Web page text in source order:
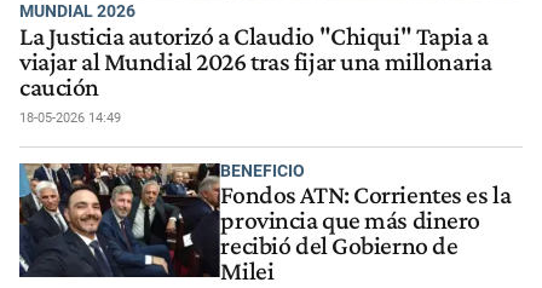
MUNDIAL 2026
La Justicia autorizó a Claudio "Chiqui" Tapia a
viajar al Mundial 2026 tras fijar una millonaria
caución
18-05-2026 14:49
BENEFICIO
Fondos ATN: Corrientes es la
provincia que más dinero
recibió del Gobierno de
Milei